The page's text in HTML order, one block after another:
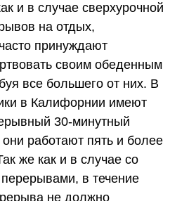
и в случае сверхурочной
на отдых,
принуждают
своим обеденным
все большего от них. В
в Калифорнии имеют
30-минутный
работают пять и более
же как и в случае со
в течение
не должно